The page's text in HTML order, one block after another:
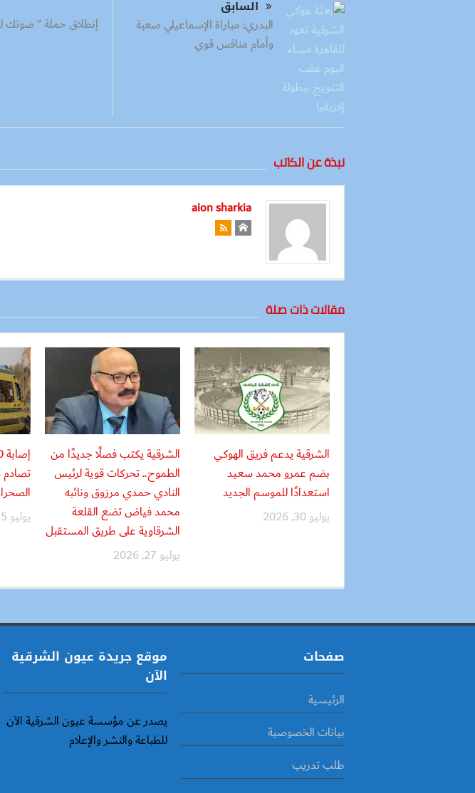
السابق
البدري: مباراة الإسماعيلي صعبة
وأمام منافس قوي
إنطلاق حملة ” صوتك
نبذة عن الكاتب
aion sharkia
مقالات ذات صلة
الشرقية يدعم فريق الهوكي
بضم عمرو محمد سعيد
استعدادًا للموسم الجديد
يوليو 30, 2026
الشرقية يكتب فصلًا جديدًا من
الطموح.. تحركات قوية لرئيس
النادي حمدي مرزوق ونائبه
محمد فياض تضع القلعة
الشرقاوية على طريق المستقبل
يوليو 27, 2026
تصادم
يوليو 25, 2026
صفحات
الرئيسية
بيانات الخصوصية
طلب تدريب
موقع جريدة عيون الشرقية
الآن
يصدر عن مؤسسة عيون الشرقية الآن
للطباعة والنشر والإعلام